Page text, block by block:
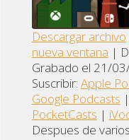
Apple
Podcasts
Overcast
FEED RSS
COMPARTIR
ENLACE
INCRUSTAR
Descargar archivo
nueva ventana |
Grabado el 21/
Suscribir: Apple
Google Podcasts |
PocketCasts |
Despues de